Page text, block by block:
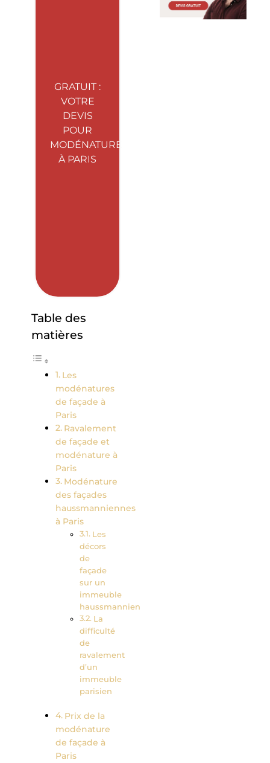
GRATUIT :
VOTRE
DEVIS
POUR
MODÉNATURE
À PARIS
Table des
matières
Les
modénatures
de façade à
Paris
Ravalement
de façade et
modénature à
Paris
Modénature
des façades
haussmanniennes
à Paris
Les
décors
de
façade
sur un
immeuble
haussmannien
La
difficulté
de
ravalement
d’un
immeuble
parisien
Prix de la
modénature
de façade à
Paris